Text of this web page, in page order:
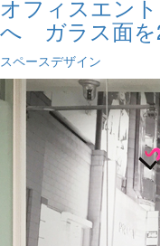
オフィスエン
へ ガラス面を
スペースデザイン